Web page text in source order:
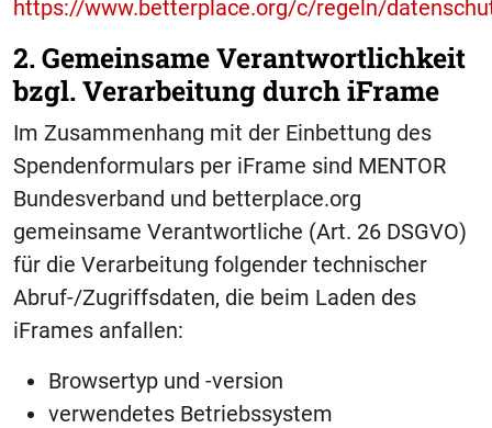
https://www.betterplace.org/c/regeln/
2. Gemeinsame Verantwortlichkeit
bzgl. Verarbeitung durch iFrame
Im Zusammenhang mit der Einbettung des
Spendenformulars per iFrame sind MENTOR
Bundesverband und betterplace.org
gemeinsame Verantwortliche (Art. 26 DSGVO)
für die Verarbeitung folgender technischer
Abruf-/Zugriffsdaten, die beim Laden des
iFrames anfallen:
Browsertyp und -version
verwendetes Betriebssystem